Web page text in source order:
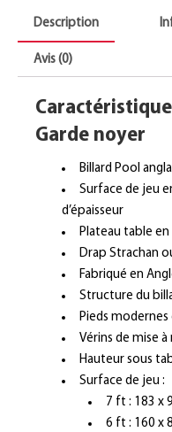
Description
Avis (0)
Garde noyer
Billard Pool
Surface de jeu
d’épaisseur
Plateau table
Drap Strachan
Fabriqué en
Structure du
Pieds
Vérins de mise à
Hauteur sous
Surface de jeu :
7 ft : 183 x
6 ft : 160 x